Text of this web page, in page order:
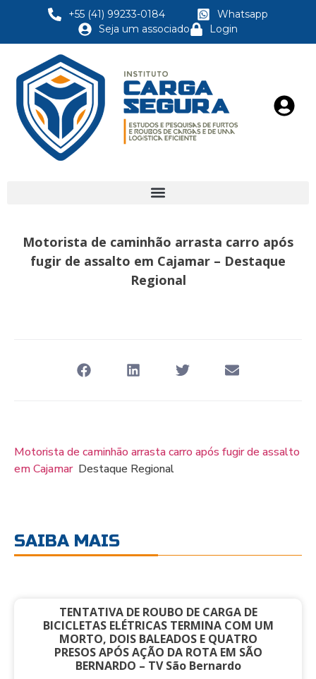
+55 (41) 99233-0184
Whatsapp
Seja um associado
Login
Motorista de caminhão arrasta carro após
fugir de assalto em Cajamar – Destaque
Regional
Motorista de caminhão arrasta carro após fugir de assalto
em CajamarDestaque Regional
SAIBA MAIS
TENTATIVA DE ROUBO DE CARGA DE
BICICLETAS ELÉTRICAS TERMINA COM UM
MORTO, DOIS BALEADOS E QUATRO
PRESOS APÓS AÇÃO DA ROTA EM SÃO
BERNARDO – TV São Bernardo